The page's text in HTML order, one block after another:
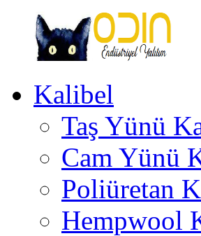
Odin
EndüstriyelKalibel
Taş Yünü
Cam Yünü
Poliüretan
Hempwool